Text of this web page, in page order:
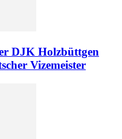
DJK Holzbüttgen
Vizemeister